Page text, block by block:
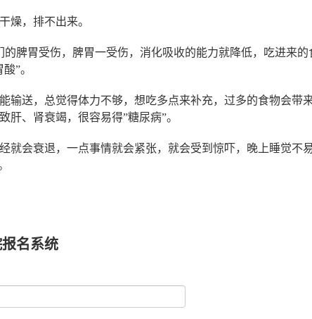
燥，排不出来。
的脾胃受伤，脾胃一受伤，消化吸收的能力就降低，吃进来
”。
输送，总觉得体力不够，想吃多点来补充，过多的食物会带
肝、肾衰竭，很容易得”糖尿病”。
就会衰退，一点事情就会紧张，就会受到惊吓，晚上睡觉不
名系统